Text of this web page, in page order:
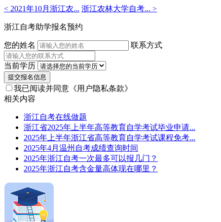
< 2021年10月浙江农... 浙江农林大学自考... >
浙江自考助学报名预约
您的姓名 联系方式
当前学历
提交报名信息
我已阅读并同意 《用户隐私条款》
相关内容
浙江自考在线做题
浙江省2025年上半年高等教育自学考试毕业申请...
2025年上半年浙江省高等教育自学考试课程免考...
2025年4月温州自考成绩查询时间
2025年浙江自考一次最多可以报几门？
2025年浙江自考含金量高体现在哪里？